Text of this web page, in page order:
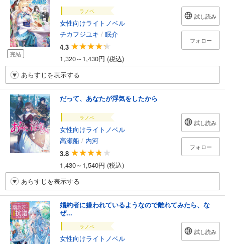
完結
ラノベ
女性向けライトノベル
チカフジユキ / 眠介
4.3
1,320～1,430円 (税込)
試し読み
フォロー
あらすじを表示する
だって、あなたが浮気をしたから
ラノベ
女性向けライトノベル
高瀬船 / 内河
3.8
1,430～1,540円 (税込)
試し読み
フォロー
あらすじを表示する
婚約者に嫌われているようなので離れてみたら、な
ぜ...
ラノベ
女性向けライトノベル
試し読み